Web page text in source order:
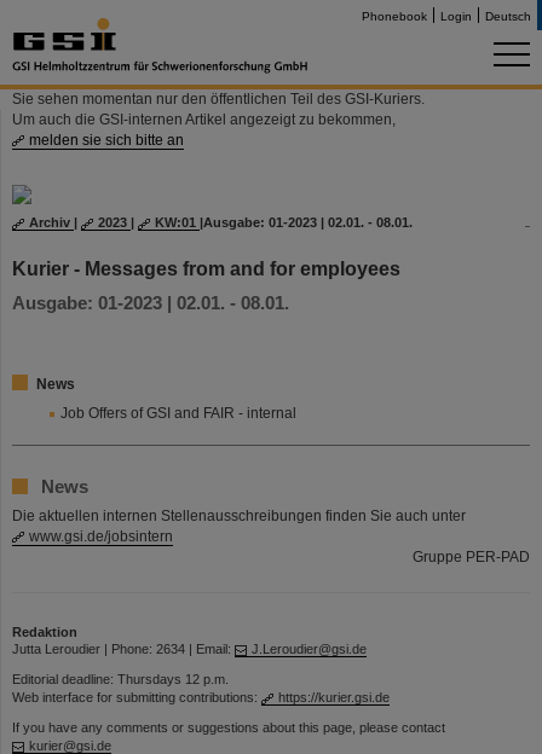
Phonebook Login Deutsch
Sie sehen momentan nur den öffentlichen Teil des GSI-Kuriers.
Um auch die GSI-internen Artikel angezeigt zu bekommen,
melden sie sich bitte an
Archiv | 2023 | KW:01 |Ausgabe: 01-2023 | 02.01. - 08.01.
Kurier - Messages from and for employees
Ausgabe: 01-2023 | 02.01. - 08.01.
News
Job Offers of GSI and FAIR - internal
News
Die aktuellen internen Stellenausschreibungen finden Sie auch unter
www.gsi.de/jobsintern
Gruppe PER-PAD
Redaktion
Jutta Leroudier | Phone: 2634 | Email:
J.Leroudier@gsi.de
Editorial deadline: Thursdays 12 p.m.
Web interface for submitting contributions:
https://kurier.gsi.de
If you have any comments or suggestions about this page, please contact
kurier@gsi.de